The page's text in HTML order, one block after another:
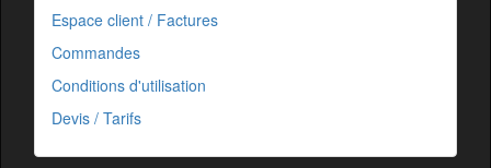
Espace client / Factures
Commandes
Conditions d'utilisation
Devis / Tarifs